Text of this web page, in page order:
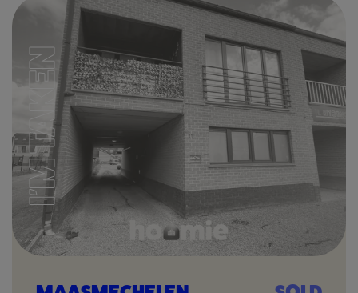
I'M TAKEN